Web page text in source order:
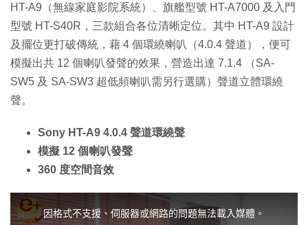
HT-A9（無線家庭影院系統）、旗艦型號 HT-A7000 及入門
型號 HT-S40R，三款組合各位清晰定位。其中 HT-A9 設計
及擺位更打破傳統，藉 4 個環繞喇叭（4.0.4 聲道），便可
模擬出共 12 個喇叭發聲的效果，營造出達 7.1.4 （SA-
SW5 及 SA-SW3 超低頻喇叭需另行選購）聲道立體環繞
聲。
Sony HT-A9 4.0.4 聲道環繞聲
模擬 12 個喇叭發聲
360 度空間音效
因格式不支援、伺服器或網路的問題無法載入媒體。